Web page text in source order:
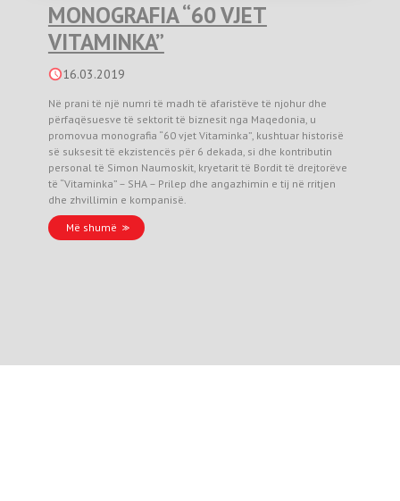
MONOGRAFIA “60 VJET
VITAMINKA”
16.03.2019
Në prani të një numri të madh të afaristëve të njohur dhe
përfaqësuesve të sektorit të biznesit nga Maqedonia, u
promovua monografia “60 vjet Vitaminka”, kushtuar historisë
së suksesit të ekzistencës për 6 dekada, si dhe kontributin
personal të Simon Naumoskit, kryetarit të Bordit të drejtorëve
të “Vitaminka” – SHA – Prilep dhe angazhimin e tij në rritjen
dhe zhvillimin e kompanisë.
Më shumë